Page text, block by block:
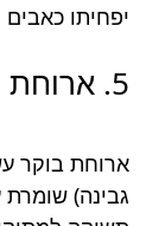
יפחיתו
5. ארוחת בוקר עם חלבון
ארוחת בוקר
גבינה)